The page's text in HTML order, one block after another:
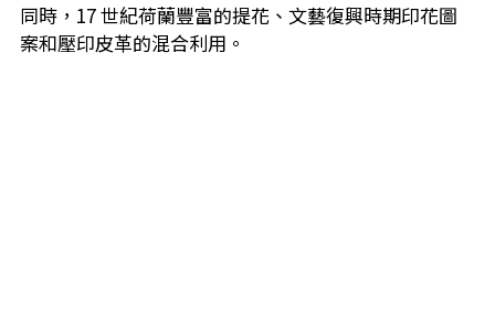
同時，17 世紀荷蘭豐富的提花、文藝復興時期印花圖
案和壓印皮革的混合利用。